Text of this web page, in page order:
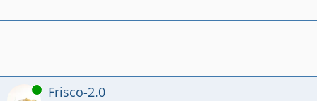
2004-2008 1994erAstra F Irmscher Caravan C20LET Umbau
Online Frisco-2.0